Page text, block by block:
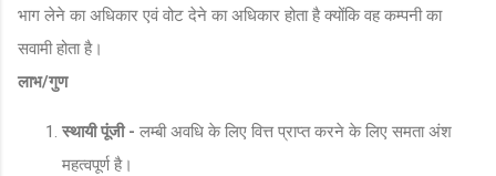
भाग लेने का अधिकार एवं वोट देने का अधिकार होता है क्योंकि वह कम्पनी का
सवामी होता है।
लाभ/गुण
स्थायी पूंजी - लम्बी अवधि के लिए वित्त प्राप्त करने के लिए समता अंश
महत्वपूर्ण है।